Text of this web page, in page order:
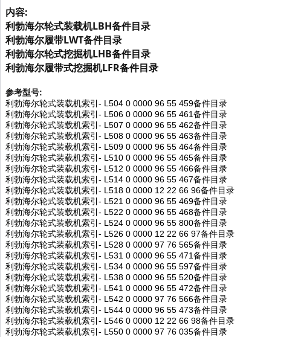
内容:
利勃海尔轮式装载机LBH备件目录
利勃海尔履带LWT备件目录
利勃海尔轮式挖掘机LHB备件目录
利勃海尔履带式挖掘机LFR备件目录
参考型号:
利勃海尔轮式装载机索引- L504 0 0000 96 55 459备件目录
利勃海尔轮式装载机索引- L506 0 0000 96 55 461备件目录
利勃海尔轮式装载机索引- L507 0 0000 96 55 462备件目录
利勃海尔轮式装载机索引- L508 0 0000 96 55 463备件目录
利勃海尔轮式装载机索引- L509 0 0000 96 55 464备件目录
利勃海尔轮式装载机索引- L510 0 0000 96 55 465备件目录
利勃海尔轮式装载机索引- L512 0 0000 96 55 466备件目录
利勃海尔轮式装载机索引- L514 0 0000 96 55 467备件目录
利勃海尔轮式装载机索引- L518 0 0000 12 22 66 96备件目录
利勃海尔轮式装载机索引- L521 0 0000 96 55 469备件目录
利勃海尔轮式装载机索引- L522 0 0000 96 55 468备件目录
利勃海尔轮式装载机索引- L524 0 0000 96 55 800备件目录
利勃海尔轮式装载机索引- L526 0 0000 12 22 66 97备件目录
利勃海尔轮式装载机索引- L528 0 0000 97 76 565备件目录
利勃海尔轮式装载机索引- L531 0 0000 96 55 471备件目录
利勃海尔轮式装载机索引- L534 0 0000 96 55 597备件目录
利勃海尔轮式装载机索引- L538 0 0000 96 55 520备件目录
利勃海尔轮式装载机索引- L541 0 0000 96 55 472备件目录
利勃海尔轮式装载机索引- L542 0 0000 97 76 566备件目录
利勃海尔轮式装载机索引- L544 0 0000 96 55 473备件目录
利勃海尔轮式装载机索引- L546 0 0000 12 22 66 98备件目录
利勃海尔轮式装载机索引- L550 0 0000 97 76 035备件目录